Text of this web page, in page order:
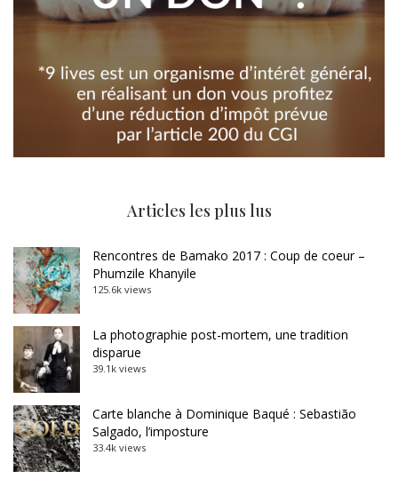
Articles les plus lus
Rencontres de Bamako 2017 : Coup de coeur –
Phumzile Khanyile
125.6k views
La photographie post-mortem, une tradition
disparue
39.1k views
Carte blanche à Dominique Baqué : Sebastião
Salgado, l’imposture
33.4k views